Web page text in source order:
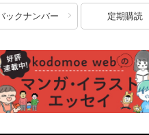
ックナンバー 定期購読